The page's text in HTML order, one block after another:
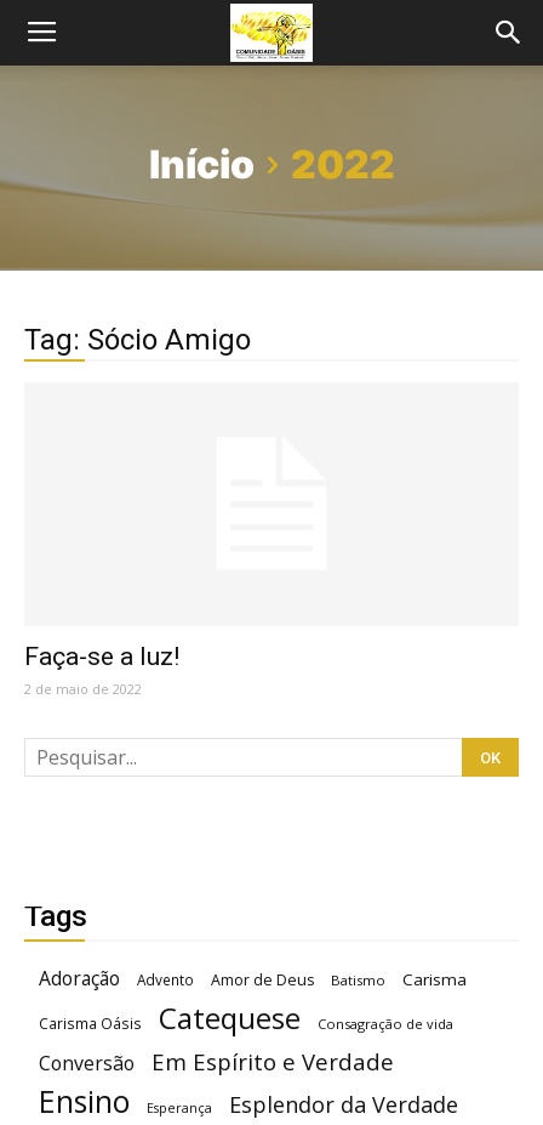
Início 2022
Tag: Sócio Amigo
Faça-se a luz!
2 de maio de 2022
Tags
Adoração Advento Amor de Deus Batismo Carisma
Carisma Oásis Catequese Consagração de vida
Conversão Em Espírito e Verdade
Ensino Esperança Esplendor da Verdade